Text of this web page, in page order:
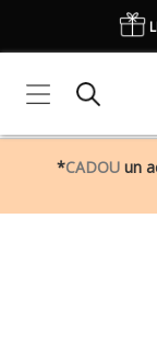
*CADOU un